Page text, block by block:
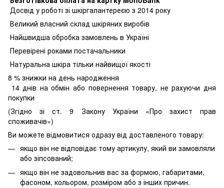
Досвід у роботі зі шкіргалантереєю з 2014 року
Великий власний склад шкіряних виробів
Найшвидша обробка замовлень в Україні
Перевірені роками постачальники
Натуральна шкіра тільки найвищої якості
8 % знижки на день народження
14 днів на обмін або повернення товару, не рахуючи дня
покупки
(Згідно зі ст. 9 Закону України «Про захист прав
споживачів»)
Ви можете відмовитися одразу від доставленого товару:
якщо він не відповідає тому артикулу, який ви замовляли
або зіпсований;
якщо він не задовольнив вас за формою, габаритами,
фасоном, кольором, розміром або з інших причин.